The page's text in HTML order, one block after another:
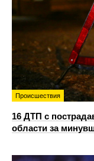
Происшествия
16 ДТП с
области за